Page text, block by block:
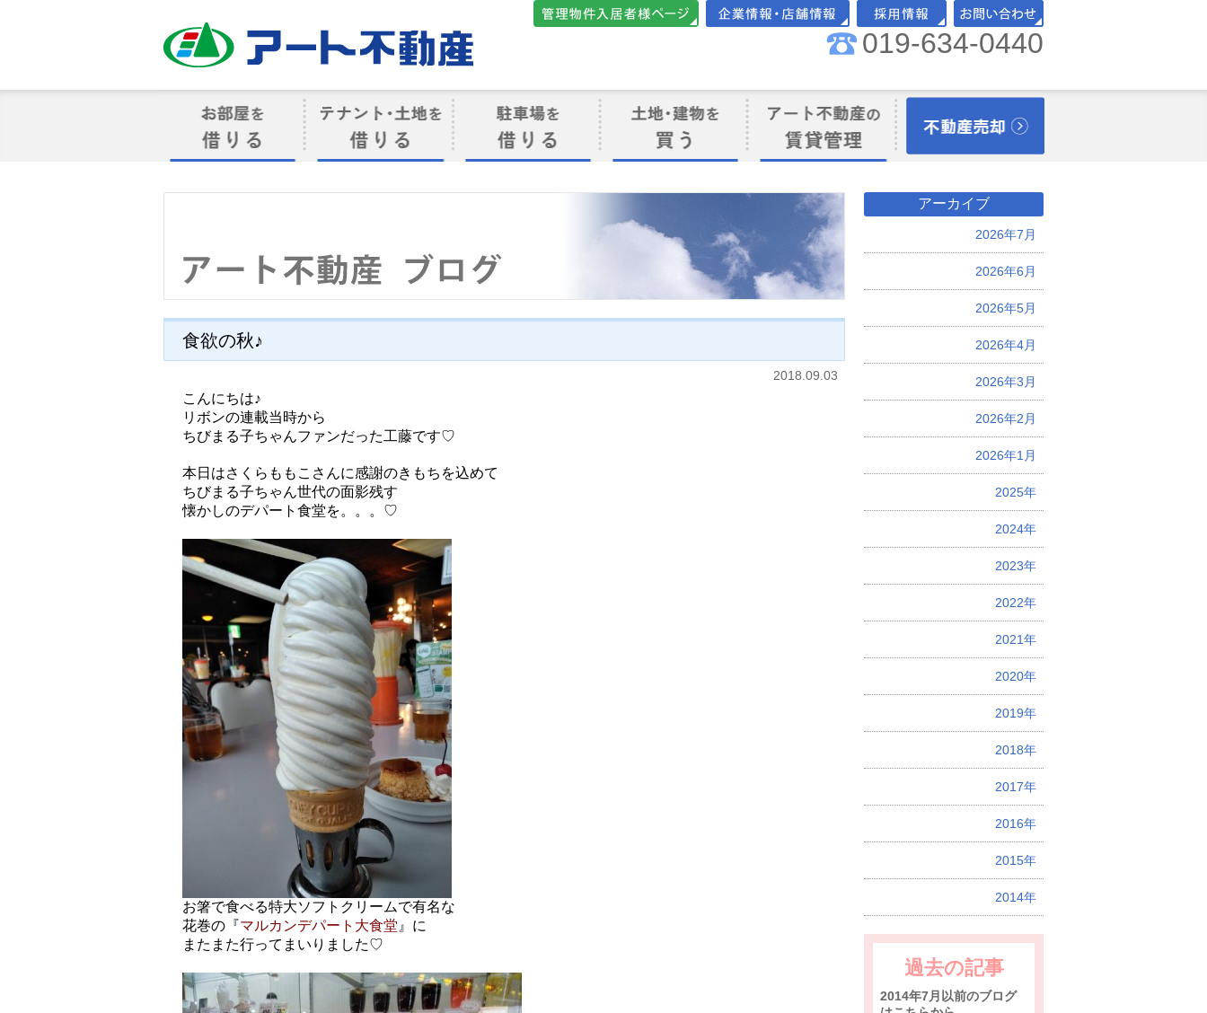
会社案内・店舗情報 採用情報 お問い合わせ
019-634-0440
け
食欲の秋♪
2018.09.03
こんにちは♪
リボンの連載当時から
ちびまる子ちゃんファンだった工藤です♡
本日はさくらももこさんに感謝のきもちを込めて
ちびまる子ちゃん世代の面影残す
懐かしのデパート食堂を。。。♡
お箸で食べる特大ソフトクリームで有名な
花巻の『マルカンデパート大食堂 』に
またまた行ってまいりました♡
アーカイブ
2026年7月
2026年6月
2026年5月
2026年4月
2026年3月
2026年2月
2026年1月
2025年
2024年
2023年
2022年
2021年
2020年
2019年
2018年
2017年
2016年
2015年
2014年
過去の記事
2014年7月以前のブログ